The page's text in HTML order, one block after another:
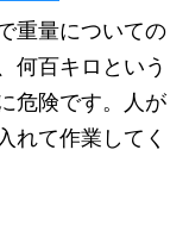
重量についての
何百キロという
危険です。人が
れて作業してく